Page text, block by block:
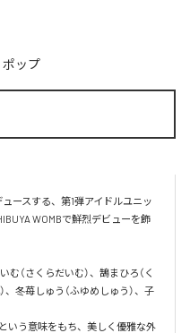
ポップ
ュースする、第1弾アイドルユニッ
WOMBで鮮烈デビューを飾
む（さくらだいむ）、鵠まひろ（く
、冬苺しゅう（ふゆめしゅう）、子
という意味をもち、美しく優雅な外